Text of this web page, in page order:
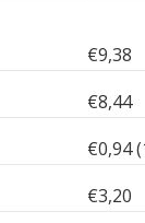
€9,38
€8,44
€0,94
€3,20